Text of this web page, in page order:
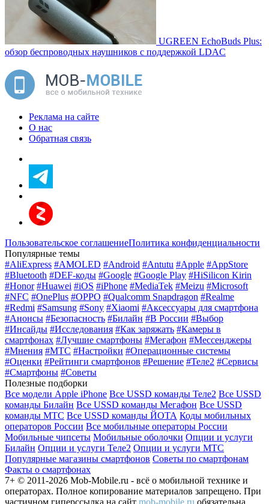
UGREEN EchoBuds Plus:
обзор беспроводных наушников с поддержкой LDAC
Реклама на сайте
О нас
Обратная связь
Пользовательское соглашениеПолитика конфиденциальности
Популярные темы
#AliExpress #AMOLED #Android #Antutu #Apple #AppStore
#Bluetooth #DEF-коды #Google #Google Play #HiSilicon Kirin
#Honor #Huawei #iOS #iPhone #MediaTek #Meizu #Microsoft
#NFC #OnePlus #OPPO #Qualcomm Snapdragon #Realme
#Redmi #Samsung #Sony #Xiaomi #Аксессуары для смартфона
#Анонсы #Безопасность #Билайн #В России #Выбор
#Инсайды #Исследования #Как заряжать #Камеры в
смартфонах #Лучшие смартфоны #Мегафон #Мессенджеры
#Мнения #МТС #Настройки #Операционные системы
#Оценки #Рейтинги смартфонов #Решение #Теле2 #Сервисы
#Смартфоны #Советы
Полезные подборки
Все модели Apple iPhone Все USSD команды Теле2 Все USSD
команды Билайн Все USSD команды Мегафон Все USSD
команды МТС Все USSD команды ЙОТА Коды мобильных
операторов России Все мобильные операторы России
Мобильные чипсеты Мобильные оболочки Опции и услуги
Билайн Опции и услуги Теле2 Опции и услуги МТС
Популярные магазины смартфонов Советы по смартфонам
Факты о смартфонах
7+ © 2011-2026 Mob-Mobile.ru - всё о мобильной технике и
операторах. Полное копирование материалов запрещено. При
частичном гиперссылка на сайт mob-mobile.ru обязательна.